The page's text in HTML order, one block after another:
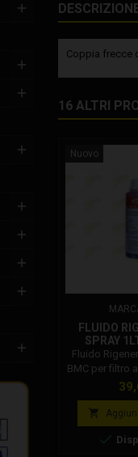
Coppia frecce
16 ALTRI
Nuovo
FLUIDO
SPRAY
FILTRO
Fluido
BMC per filtro
utilizzare
originali
prodotti
efficaci o

